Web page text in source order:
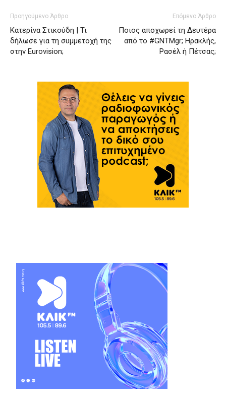
Προηγούμενο Άρθρο
Κατερίνα Στικούδη | Τι
δήλωσε για τη συμμετοχή της
στην Eurovision;
Επόμενο Άρθρο
Ποιος αποχωρεί τη Δευτέρα
από το #GNTMgr; Ηρακλής,
Ρασέλ ή Πέτσας;